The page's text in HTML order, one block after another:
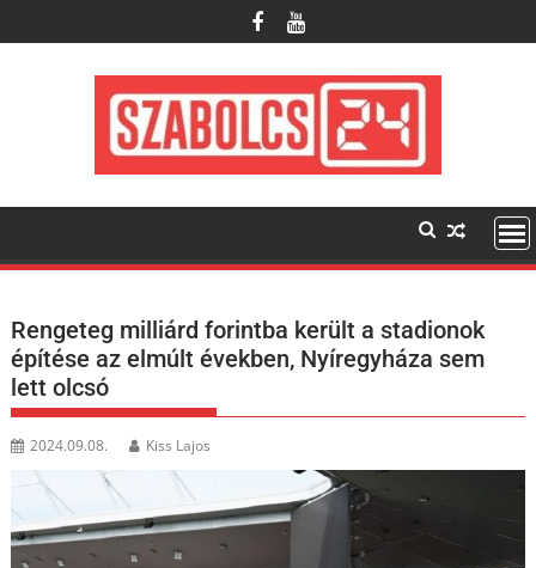
to
Rengeteg milliárd forintba került a stadionok
építése az elmúlt években, Nyíregyháza sem
lett olcsó
2024.09.08. Kiss Lajos